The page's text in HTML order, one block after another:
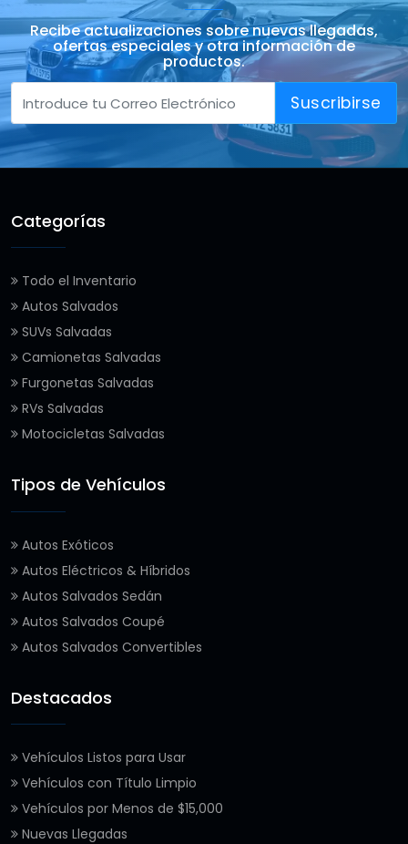
Recibe actualizaciones sobre nuevas llegadas,
ofertas especiales y otra información de
productos.
Suscribirse
Categorías
Todo el Inventario
Autos Salvados
SUVs Salvadas
Camionetas Salvadas
Furgonetas Salvadas
RVs Salvadas
Motocicletas Salvadas
Tipos de Vehículos
Autos Exóticos
Autos Eléctricos & Híbridos
Autos Salvados Sedán
Autos Salvados Coupé
Autos Salvados Convertibles
Destacados
Vehículos Listos para Usar
Vehículos con Título Limpio
Vehículos por Menos de $15,000
Nuevas Llegadas